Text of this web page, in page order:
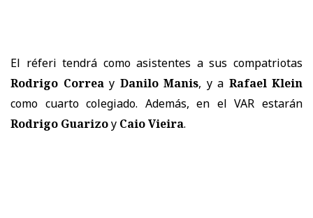
El réferi tendrá como asistentes a sus compatriotas
Rodrigo Correay Danilo Manis, y a Rafael Klein
como cuarto colegiado. Además, en el VAR estarán
Rodrigo Guarizoy Caio Vieira.